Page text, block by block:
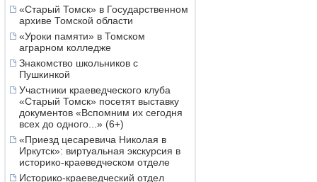
«Старый Томск» в Государственном
архиве Томской области
«Уроки памяти» в Томском
аграрном колледже
Знакомство школьников с
Пушкинкой
Участники краеведческого клуба
«Старый Томск» посетят выставку
документов «Вспомним их сегодня
всех до одного...» (6+)
«Приезд цесаревича Николая в
Иркутск»: виртуальная экскурсия в
историко-краеведческом отделе
Историко-краеведческий отдел